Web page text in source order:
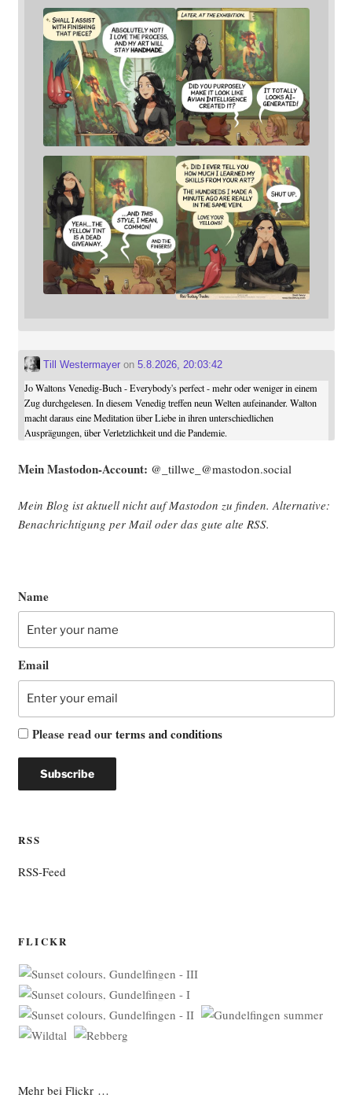
Till Westermayeron 5.8.2026, 20:03:42
Jo Waltons Venedig-Buch - Everybody's perfect - mehr oder weniger in einem
Zug durchgelesen. In diesem Venedig treffen neun Welten aufeinander. Walton
macht daraus eine Meditation über Liebe in ihren unterschiedlichen
Ausprägungen, über Verletzlichkeit und die Pandemie.
Mein Mast­o­don-Account: @_tillwe_@mastodon.social
Mein Blog ist aktu­ell nicht auf Mast­o­don zu fin­den. Alter­na­ti­ve:
Benach­rich­ti­gung per Mail oder das gute alte RSS.
Name
Email
Please read ourterms and conditions
RSS
RSS-Feed
FLICKR
Mehr bei Flickr …